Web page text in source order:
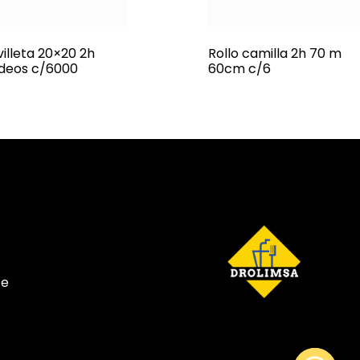
20×20 2h
c/6000
Rollo camilla 2h 70 m
60cm c/6